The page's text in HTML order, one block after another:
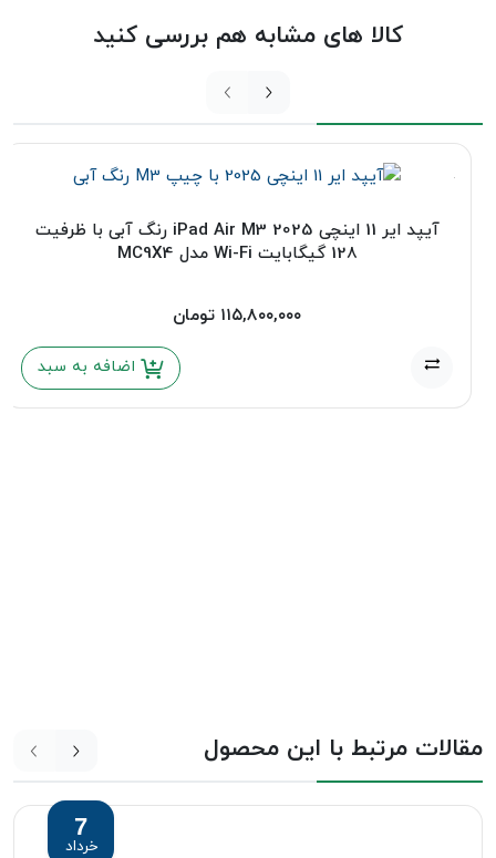
کالا های مشابه هم بررسی کنید
آیپد ایر 11 اینچی 2025 iPad Air M3 رنگ آبی با ظرفیت
128 گیگابایت Wi-Fi مدل MC9X4
۱۱۵,۸۰۰,۰۰۰ تومان
اضافه به سبد
مقالات مرتبط با این محصول
7
خرداد